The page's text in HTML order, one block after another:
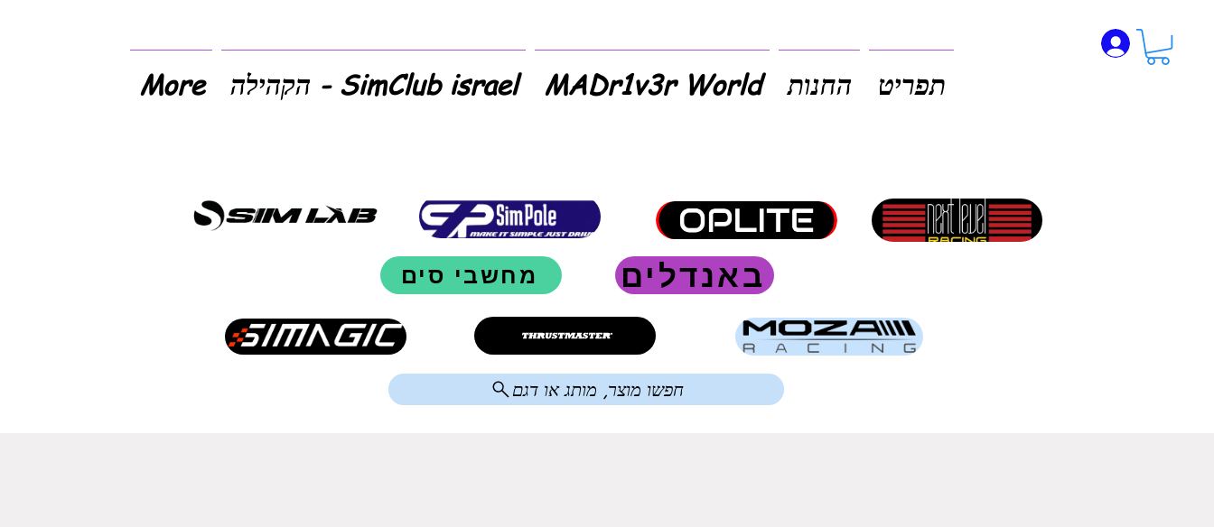
תפריט החנות MADr1v3r World SimClub israel - הקהילה More
מחשבי סים באנדלים
חפשו מוצר, מותג או דגם